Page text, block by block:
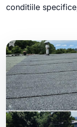
conditiile